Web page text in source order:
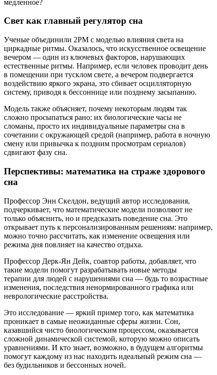
медленное?
Свет как главный регулятор сна
Ученые объединили 2PM с моделью влияния света на
циркадные ритмы. Оказалось, что искусственное освещение
вечером — один из ключевых факторов, нарушающих
естественные ритмы. Например, если человек проводит день
в помещении при тусклом свете, а вечером подвергается
воздействию яркого экрана, это сбивает осцилляторную
систему, приводя к бессоннице или позднему засыпанию.
Модель также объясняет, почему некоторым людям так
сложно просыпаться рано: их биологические часы не
сломаны, просто их индивидуальные параметры сна в
сочетании с окружающей средой (например, работа в ночную
смену или привычка к поздним просмотрам сериалов)
сдвигают фазу сна.
Перспективы: математика на страже здорового
сна
Профессор Энн Скелдон, ведущий автор исследования,
подчеркивает, что математические модели позволяют не
только объяснить, но и предсказать поведение сна. Это
открывает путь к персонализированным решениям: например,
можно точно рассчитать, как изменение освещения или
режима дня повлияет на качество отдыха.
Профессор Дерк-Ян Дейк, соавтор работы, добавляет, что
такие модели помогут разрабатывать новые методы
терапии для людей с нарушениями сна — будь то возрастные
изменения, последствия ненормированного графика или
неврологические расстройства.
Это исследование — яркий пример того, как математика
проникает в самые неожиданные сферы жизни. Сон,
казавшийся чисто биологическим процессом, оказывается
сложной динамической системой, которую можно описать
уравнениями. И кто знает, возможно, в будущем алгоритмы
помогут каждому из нас находить идеальный режим сна —
без будильников и бессонных ночей.